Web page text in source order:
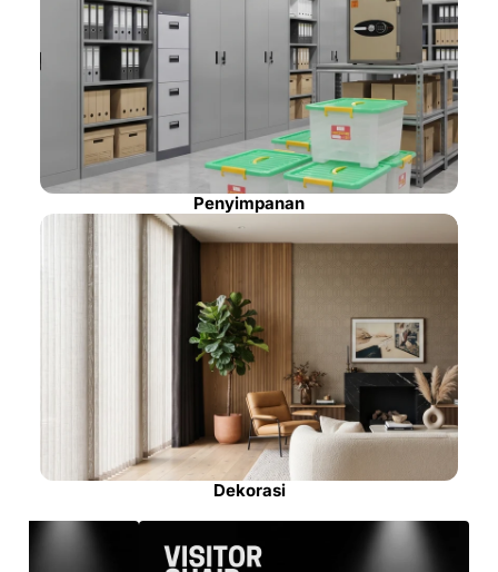
Penyimpanan
Dekorasi